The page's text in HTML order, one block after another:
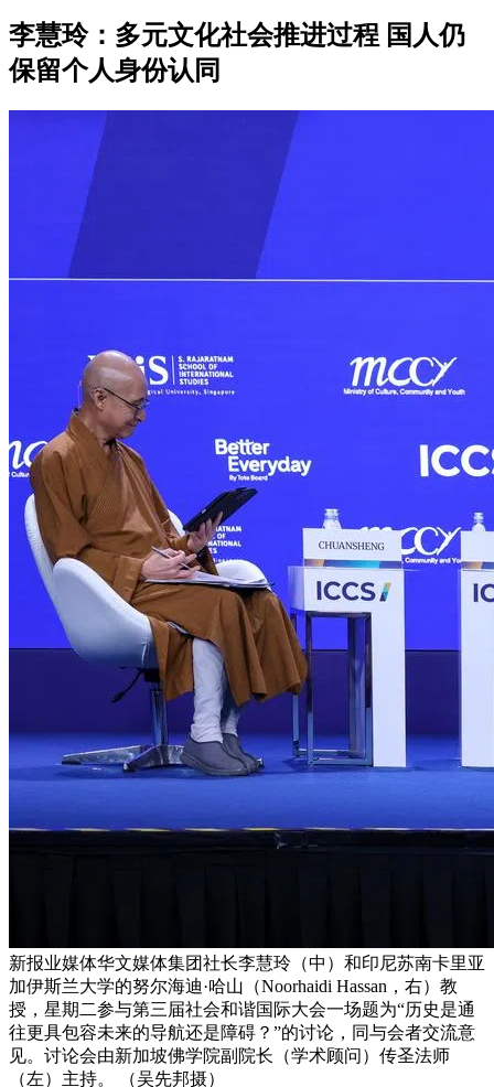
李慧玲：多元文化社会推进过程 国人仍
保留个人身份认同
新报业媒体华文媒体集团社长李慧玲（中）和印尼苏南卡里亚
加伊斯兰大学的努尔海迪·哈山（Noorhaidi Hassan，右）教
授，星期二参与第三届社会和谐国际大会一场题为“历史是通
往更具包容未来的导航还是障碍？”的讨论，同与会者交流意
见。讨论会由新加坡佛学院副院长（学术顾问）传圣法师
（左）主持。 （吴先邦摄）